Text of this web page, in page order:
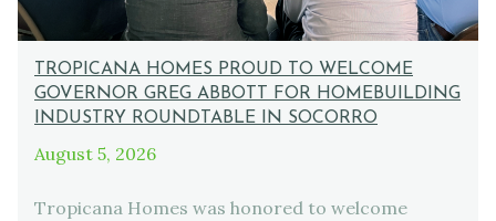
TROPICANA HOMES PROUD TO WELCOME
GOVERNOR GREG ABBOTT FOR HOMEBUILDING
INDUSTRY ROUNDTABLE IN SOCORRO
August 5, 2026
Tropicana Homes was honored to welcome